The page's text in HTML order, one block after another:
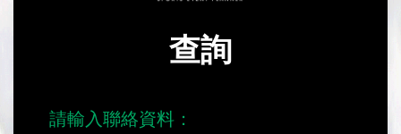
查詢
請輸入聯絡資料：